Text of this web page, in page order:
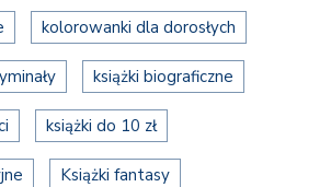
kolorowanki dla dorosłych
książki biograficzne
książki do 10 zł
Książki fantasy